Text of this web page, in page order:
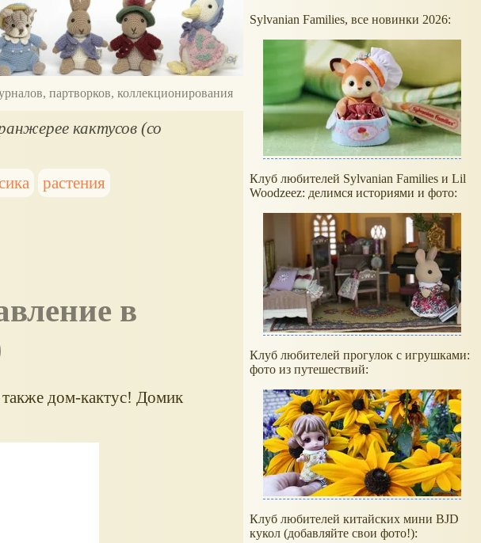
партворков, коллекционирования
кактусов (со
растения
дом-кактус! Домик
Sylvanian Families, все новинки 2026:
Клуб любителей Sylvanian Families и Lil
Woodzeez: делимся историями и фото:
Клуб любителей прогулок с игрушками:
фото из путешествий:
Клуб любителей китайских мини BJD
кукол (добавляйте свои фото!):